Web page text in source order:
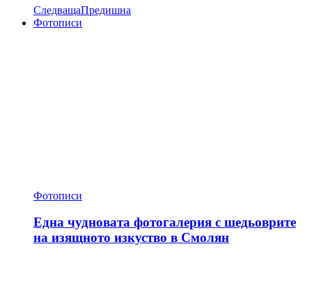
СледващаПредишна
Фотописи
Фотописи
Една чудновата фотогалерия с шедьоврите
на изящното изкуство в Смолян